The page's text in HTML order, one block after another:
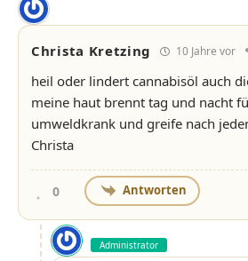
Christa Kretzing 10 Jahre vor
heil oder lindert cannabisöl auch
meine haut brennt tag und nacht
umweldkrank und greife nach
Christa
0 Antworten
Administrator